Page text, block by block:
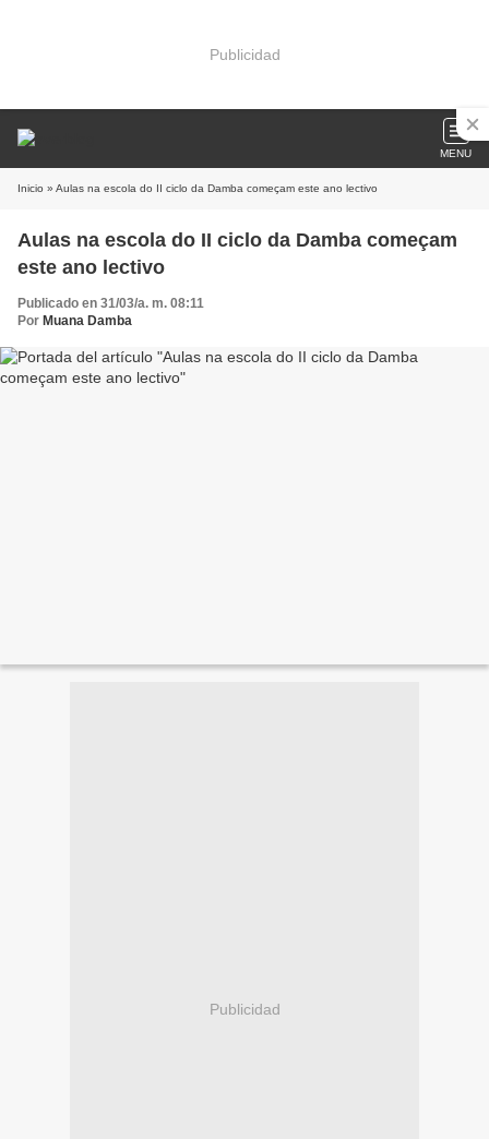
Publicidad
MENU
Inicio » Aulas na escola do II ciclo da Damba começam este ano lectivo
Aulas na escola do II ciclo da Damba começam
este ano lectivo
Publicado en 31/03/a. m. 08:11
Por Muana Damba
Publicidad